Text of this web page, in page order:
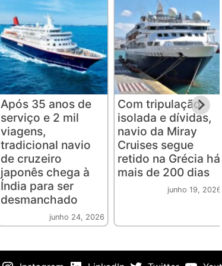
Após 35 anos de
serviço e 2 mil
viagens,
tradicional navio
de cruzeiro
japonês chega à
Índia para ser
desmanchado
junho 24, 2026
Com tripulação
isolada e dívidas,
navio da Miray
Cruises segue
retido na Grécia há
mais de 200 dias
junho 19, 2026